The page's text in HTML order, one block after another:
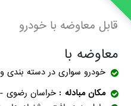
قابل معاوضه با خودرو
معاوضه با
خودرو سواریدر دسته بندی
مکان مبادله
خراسان رضوی -